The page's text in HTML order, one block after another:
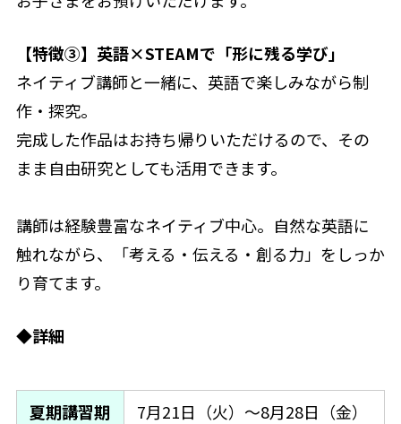
【特徴③】英語×STEAMで「形に残る学び」
ネイティブ講師と一緒に、英語で楽しみながら制
作・探究。
完成した作品はお持ち帰りいただけるので、その
まま自由研究としても活用できます。
講師は経験豊富なネイティブ中心。自然な英語に
触れながら、「考える・伝える・創る力」をしっか
り育てます。
◆詳細
夏期講習期
7月21日（火）～8月28日（金）